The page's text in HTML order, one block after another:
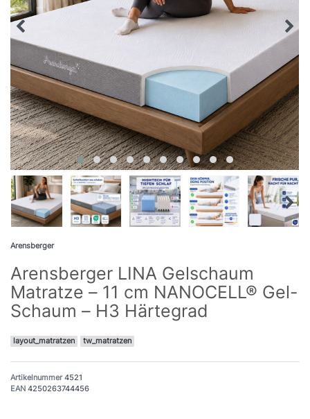
Arensberger
Arensberger LINA Gelschaum
Matratze – 11 cm NANOCELL® Gel-
Schaum – H3 Härtegrad
layout_matratzen tw_matratzen
Artikelnummer4521
EAN 4250263744456